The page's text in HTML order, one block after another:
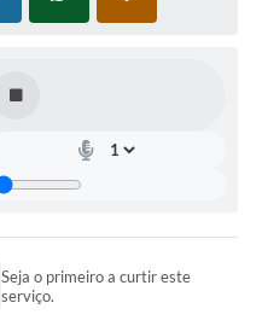
Seja o primeiro a curtir este
serviço.